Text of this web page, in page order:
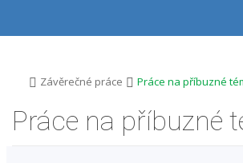
e
e
e
e
>Závěrečné práce >
Práce na příbuzné
Práce na příbuzné